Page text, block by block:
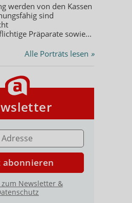
werden von den Kassen
sind
Präparate sowie...
Alle Porträts lesen »
abonnieren
Newsletter &